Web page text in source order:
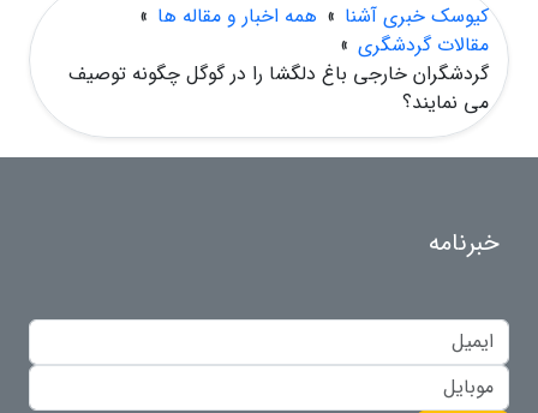
کیوسک خبری آشنا » همه اخبار و مقاله ها »
مقالات گردشگری »
گردشگران خارجی باغ دلگشا را در گوگل چگونه توصیف
می نمایند؟
خبرنامه